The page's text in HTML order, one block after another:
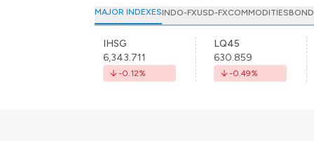
MAJOR INDEXESINDO-FXUSD-FXCOMMODITIES
IHSG
6,343.711
-0.12%
LQ45
630.859
-0.49%